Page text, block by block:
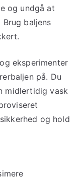
og undgå at
baljens
eksperimenter
på. Du
midlertidig vask
og hold